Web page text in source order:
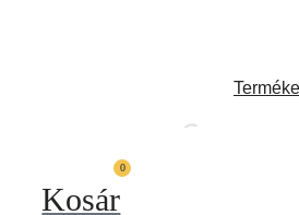
0
Kosár